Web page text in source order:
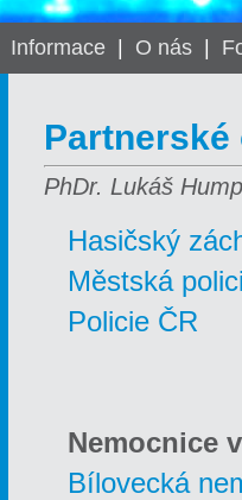
Informace| O nás|
Partnerské
PhDr. Lukáš
Hasičský
Městská
Policie ČR
Nemocnice
Bílovecká